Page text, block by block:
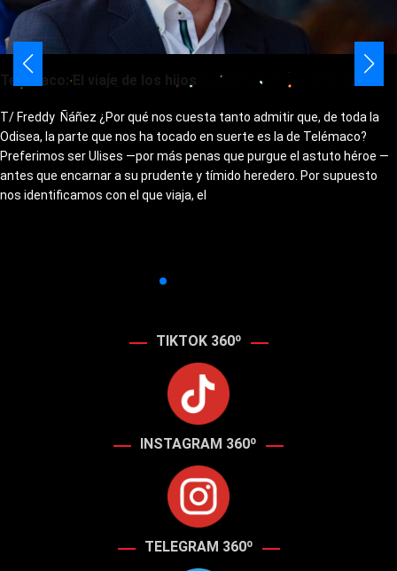
Telémaco: El viaje de los hijos
T/ Freddy Ñáñez ¿Por qué nos cuesta tanto admitir que, de toda la
Odisea, la parte que nos ha tocado en suerte es la de Telémaco?
Preferimos ser Ulises —por más penas que purgue el astuto héroe —
antes que encarnar a su prudente y tímido heredero. Por supuesto
nos identificamos con el que viaja, el
TIKTOK 360º
INSTAGRAM 360º
TELEGRAM 360º